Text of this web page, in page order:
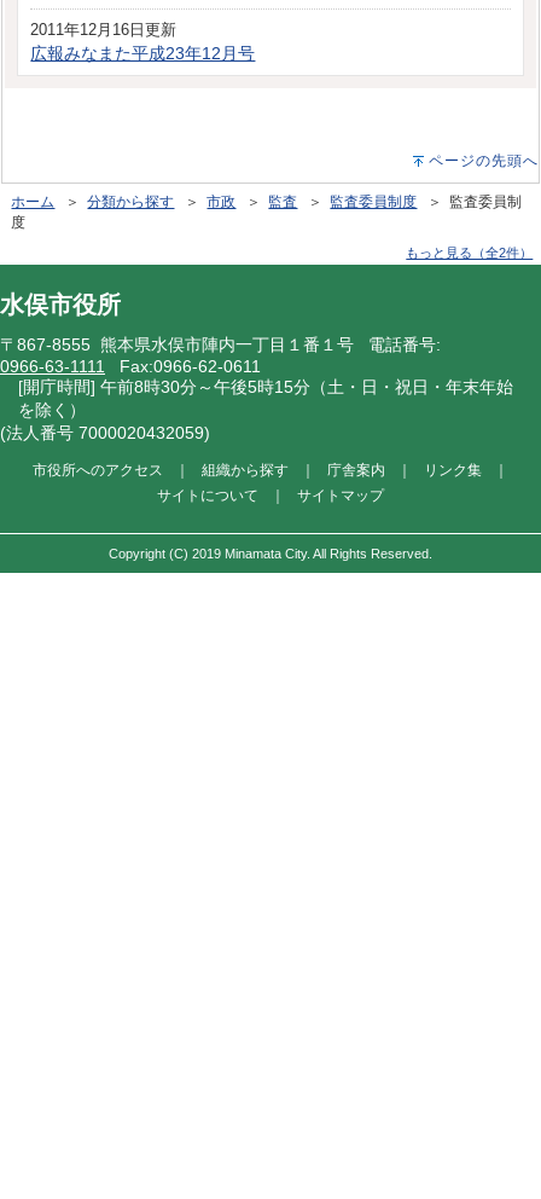
2011年12月16日更新
広報みなまた平成23年12月号
ページの先頭へ
ホーム ＞分類から探す ＞市政 ＞ 監査 ＞ 監査委員制度 ＞ 監査委員制
度
もっと見る（全2件）
水俣市役所
〒867-8555 熊本県水俣市陣内一丁目１番１号 電話番号:
0966-63-1111 Fax:0966-62-0611
[開庁時間] 午前8時30分～午後5時15分（土・日・祝日・年末年始
を除く）
(法人番号 7000020432059)
市役所へのアクセス 組織から探す 庁舎案内 リンク集
サイトについて
サイトマップ
Copyright (C) 2019 Minamata City. All Rights Reserved.